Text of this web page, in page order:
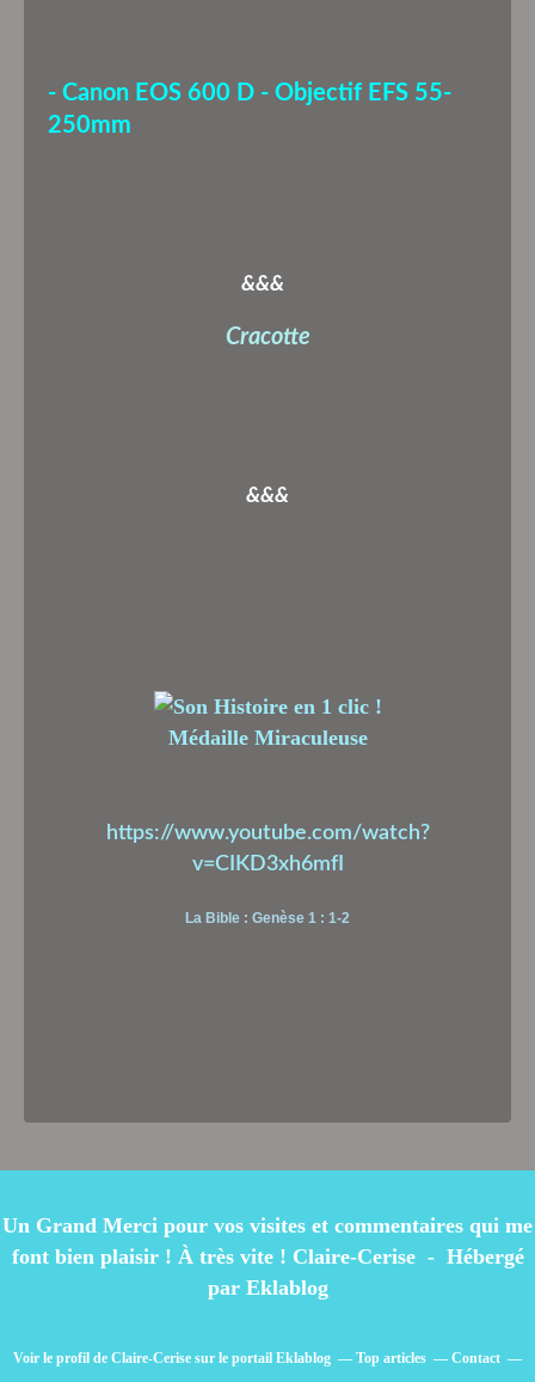
- Canon EOS 600 D - Objectif EFS 55-
250mm
&&&
Cracotte
&&&
Médaille Miraculeuse
https://www.youtube.com/watch?
v=CIKD3xh6mfI
La Bible : Genèse 1 : 1-2
Un Grand Merci pour vos visites et commentaires qui me
font bien plaisir ! À très vite ! Claire-Cerise - Hébergé
par Eklablog
Voir le profil de Claire-Cerise sur le portail Eklablog Top articles
Contact